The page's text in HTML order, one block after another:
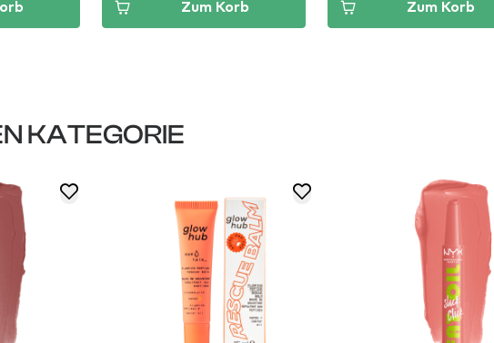
Zum Korb Zum Korb
KATEGORIE